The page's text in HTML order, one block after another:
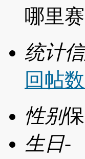
哪里
统计
回帖
性别
生日-